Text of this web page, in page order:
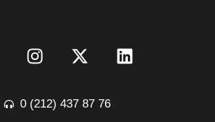
0 (212) 437 87 76